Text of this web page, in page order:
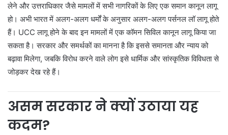
लेने और उत्तराधिकार जैसे मामलों में सभी नागरिकों के लिए एक समान कानून लागू
हो। अभी भारत में अलग-अलग धर्मों के अनुसार अलग-अलग पर्सनल लॉ लागू होते
हैं। UCC लागू होने के बाद इन मामलों में एक कॉमन सिविल कानून लागू किया जा
सकता है। सरकार और समर्थकों का मानना है कि इससे समानता और न्याय को
बढ़ावा मिलेगा, जबकि विरोध करने वाले लोग इसे धार्मिक और सांस्कृतिक विविधता से
जोड़कर देख रहे हैं।
असम सरकार ने क्यों उठाया यह
कदम?